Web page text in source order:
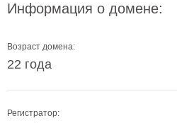
Информация о домене:
Возраст домена:
22 года
Регистратор: